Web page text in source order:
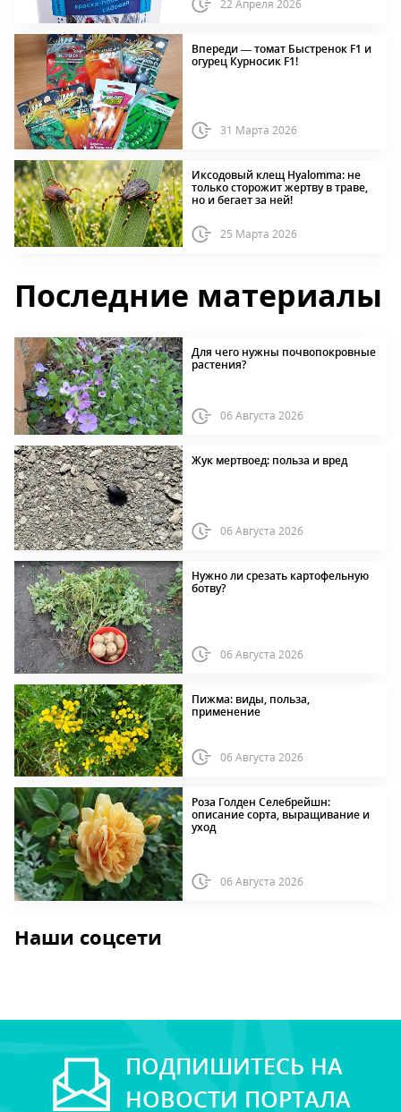
22 Апреля 2026
Впереди — томат Быстренок F1 и
огурец Курносик F1!
31 Марта 2026
Иксодовый клещ Hyalomma: не
только сторожит жертву в траве,
но и бегает за ней!
25 Марта 2026
Последние материалы
Для чего нужны почвопокровные
растения?
06 Августа 2026
Жук мертвоед: польза и вред
06 Августа 2026
Нужно ли срезать картофельную
ботву?
06 Августа 2026
Пижма: виды, польза,
применение
06 Августа 2026
Роза Голден Селебрейшн:
описание сорта, выращивание и
уход
06 Августа 2026
Наши соцсети
ПОДПИШИТЕСЬ НА
НОВОСТИ ПОРТАЛА